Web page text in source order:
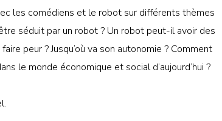
les comédiens et le robot sur différents thèmes
séduit par un robot ? Un robot peut-il avoir des
peur ? Jusqu’où va son autonomie ? Comment
le monde économique et social d’aujourd’hui ?